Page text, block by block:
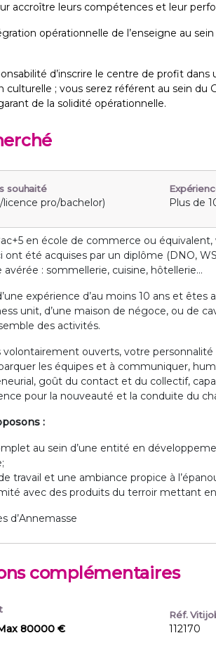
accroître leurs compétences et leur
opérationnelle de l’enseigne au
d’inscrire le centre de profit
culturelle ; vous serez référent au sein du
de la solidité opérationnelle.
souhaité
licence pro/bachelor) Plus de
en école de commerce ou équivalent,
ont été acquises par un diplôme (DNO,
avérée : sommellerie, cuisine, hôtellerie…
expérience d’au moins 10 ans et
unit, d’une maison de négoce, ou de
des activités.
volontairement ouverts, votre personnalité
les équipes et à communiquer,
goût du contact et du collectif,
pour la nouveauté et la conduite du
:
au sein d’une entité en
travail et une ambiance propice à
avec des produits du terroir mettant
d’Annemasse
complémentaires
80000 €
Réf.
112170